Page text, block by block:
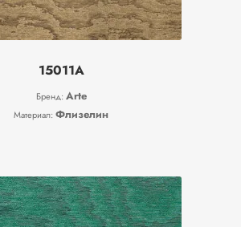
15011A
Бренд: Arte
Материал: Флизелин